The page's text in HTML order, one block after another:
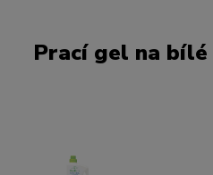
Prací gel na